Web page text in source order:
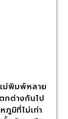
พิมพ์หลาย
กต่างกันไป
มิที่ไม่เท่า